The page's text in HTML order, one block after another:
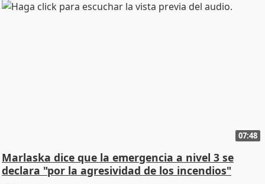
07:48
Marlaska dice que la emergencia a nivel 3 se
declara "por la agresividad de los incendios"